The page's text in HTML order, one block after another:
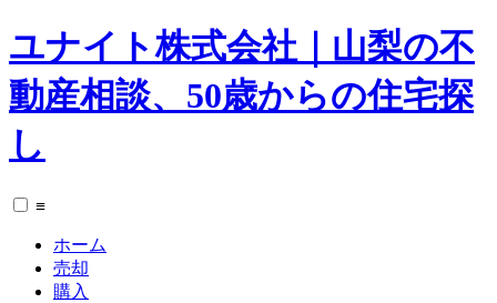
ユナイト株式会社｜山梨の不
動産相談、50歳からの住宅探
し
≡
ホーム
売却
購入